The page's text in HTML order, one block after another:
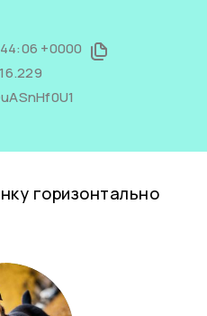
+0000
горизонтально